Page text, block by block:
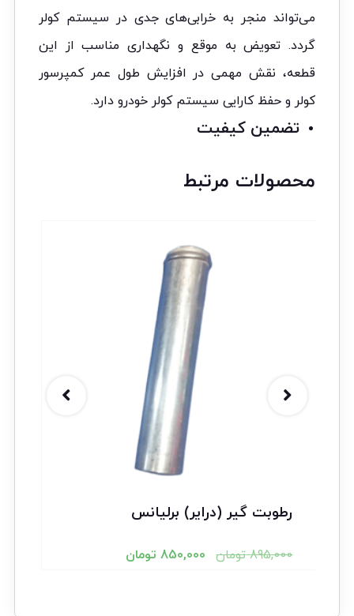
می‌تواند منجر به خرابی‌های جدی در سیستم کولر
گردد. تعویض به موقع و نگهداری مناسب از این
قطعه، نقش مهمی در افزایش طول عمر کمپرسور
کولر و حفظ کارایی سیستم کولر خودرو دارد.
تضمین کیفیت
محصولات مرتبط
رطوبت گیر (درایر) برلیانس
895,000 تومان 850,000 تومان